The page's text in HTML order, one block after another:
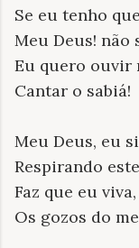
Se eu tenho
Meu Deus! não
Eu quero ouvir
Cantar o sabiá!
Meu Deus, eu
Respirando
Faz que eu
Os gozos do